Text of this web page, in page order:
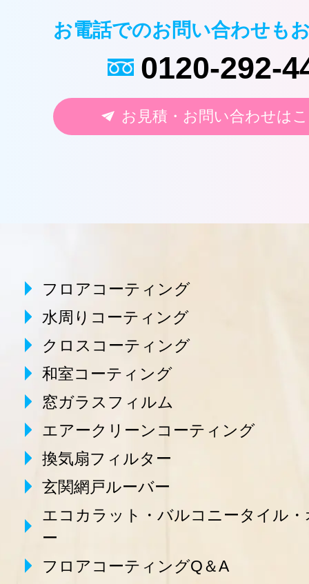
お電話でのお問い合わせも
0120-292-
お見積・お問い合わせは
フロアコーティング
水周りコーティング
クロスコーティング
和室コーティング
窓ガラスフィルム
エアークリーンコーティング
換気扇フィルター
玄関網戸ルーバー
エコカラット・バルコニータイル・
ー
フロアコーティングQ＆A